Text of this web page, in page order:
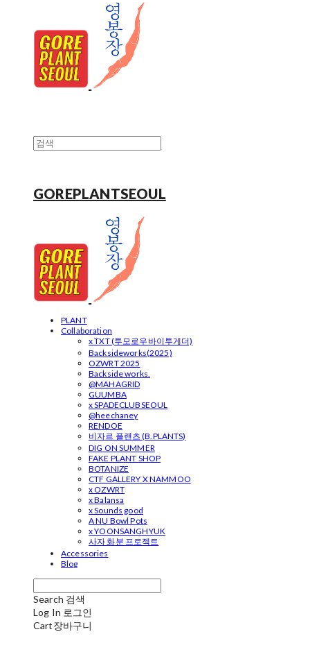
GOREPLANTSEOUL
PLANT
Collaboration
x TXT (투모로우바이투게더)
Backsideworks(2025)
OZWRT 2025
Backside works.
@MAHAGRID
GUUMBA
x SPADECLUBSEOUL
@heechaney
RENDOE
비자르 플랜츠 (B.PLANTS)
DIG ON SUMMER
FAKE PLANT SHOP
BOTANIZE
CTF GALLERY X NAMMOO
x OZWRT
x Balansa
x Sounds good
A NU Bowl Pots
x YOONSANGHYUK
사자 화분 프로젝트
Accessories
Blog
Search 검색
Log In 로그인
Cart장바구니